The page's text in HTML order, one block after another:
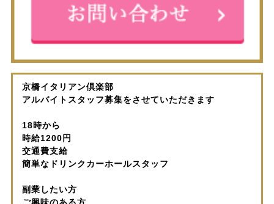
京橋イタリアン倶楽部
アルバイトスタッフ募集をさせていただきます
18時から
時給1200円
交通費支給
簡単なドリンクカーホールスタッフ
副業したい方